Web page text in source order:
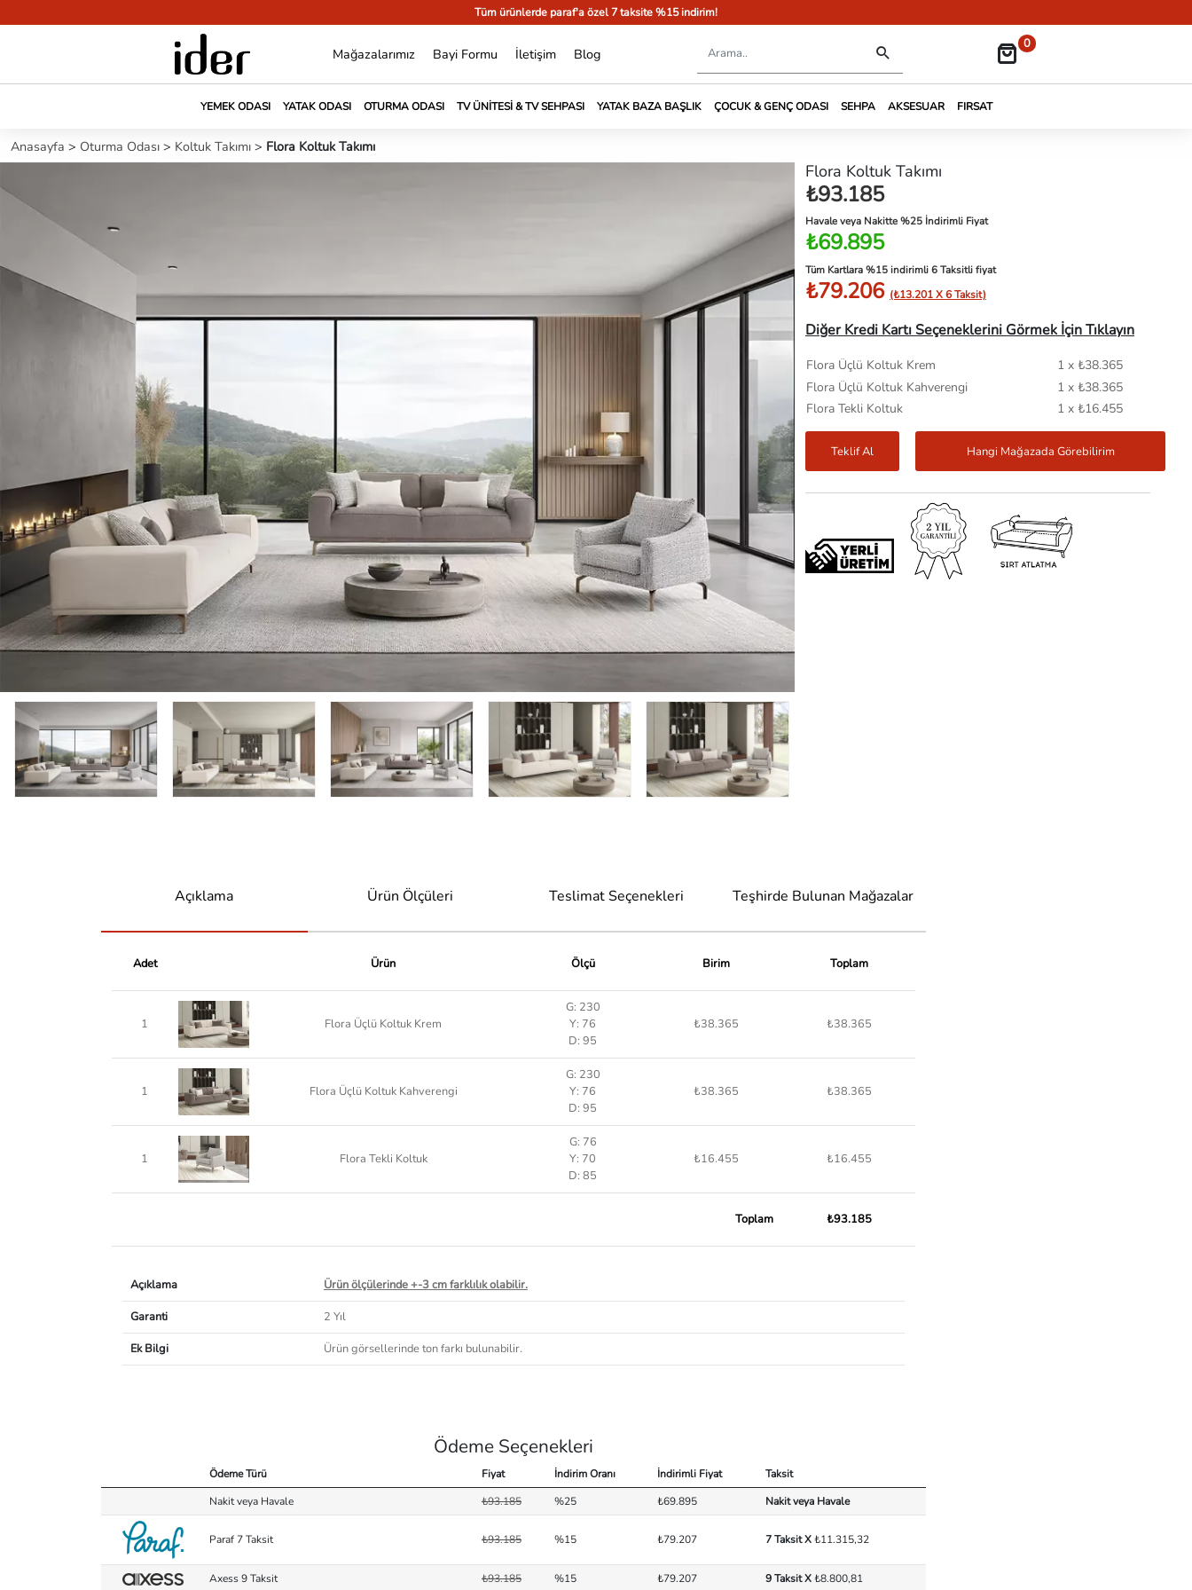
Tüm ürünlerde paraf'a özel 7 taksite %15 indirim!
Mağazalarımız Bayi Formu İletişim Blog
0
YEMEK ODASI YATAK ODASI OTURMA ODASI TV ÜNITESI & TV SEHPASI YATAK BAZA BAŞLIK ÇOCUK & GENÇ ODASI SEHPA AKSESUAR FIRSAT
Anasayfa > Oturma Odası > Koltuk Takımı > Flora Koltuk Takımı
Flora Koltuk Takımı
₺93.185
Havale veya Nakitte %25 İndirimli Fiyat
₺69.895
Tüm Kartlara %15 indirimli 6 Taksitli fiyat
₺79.206 (₺13.201 X 6 Taksit)
Diğer Kredi Kartı Seçeneklerini Görmek İçin Tıklayın
Flora Üçlü Koltuk Krem
1 x ₺38.365
Flora Üçlü Koltuk Kahverengi
1 x ₺38.365
Flora Tekli Koltuk
1 x ₺16.455
Teklif Al Hangi Mağazada Görebilirim
Açıklama Ürün Ölçüleri Teslimat Seçenekleri Teşhirde Bulunan Mağazalar
Adet Ürün Ölçü Birim Toplam
1 Flora Üçlü Koltuk Krem
G: 230
Y: 76
D: 95
₺38.365 ₺38.365
1 Flora Üçlü Koltuk Kahverengi
G: 230
Y: 76
D: 95
₺38.365 ₺38.365
1 Flora Tekli Koltuk
G: 76
Y: 70
D: 85
₺16.455 ₺16.455
Toplam ₺93.185
Açıklama
Ürün ölçülerinde +-3 cm farklılık olabilir.
Garanti
2 Yıl
Ek Bilgi
Ürün görsellerinde ton farkı bulunabilir.
Ödeme Seçenekleri
Ödeme Türü Fiyat İndirim Oranı İndirimli Fiyat
Taksit
Nakit veya Havale
₺93.185 %25 ₺69.895 Nakit veya Havale
Paraf 7 Taksit ₺93.185 %15 ₺79.207 7 Taksit X₺11.315,32
Axess 9 Taksit ₺93.185 %15 ₺79.207 9 Taksit X₺8.800,81